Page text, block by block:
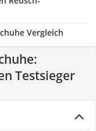
Vergleich
Testsieger